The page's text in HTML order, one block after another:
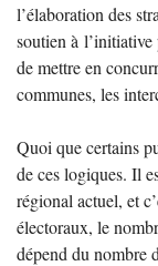
l’élaboration des
soutien à
de mettre en
communes, les
Quoi que certains
de ces logiques. Il
régional actuel, et
électoraux, le
dépend du nombre